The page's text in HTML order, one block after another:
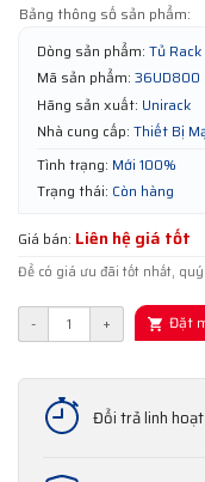
Bảng thông số sản phẩm:
Dòng sản phẩm: Tủ
Mã sản phẩm: 36UD800
Hãng sản xuất: Unirack
Nhà cung cấp: Thiết Bị
Tình trạng: Mới 100%
Trạng thái: Còn hàng
Giá bán: Liên hệ giá tốt
Để có giá ưu đãi tốt nhất,
- + Đặt
Đổi trả linh